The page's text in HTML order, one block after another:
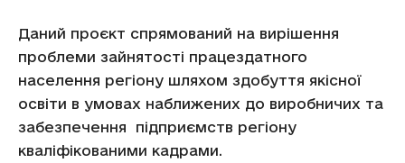
Даний проєкт спрямований на вирішення
проблеми зайнятості працездатного
населення регіону шляхом здобуття якісної
освіти в умовах наближених до виробничих та
забезпечення підприємств регіону
кваліфікованими кадрами.